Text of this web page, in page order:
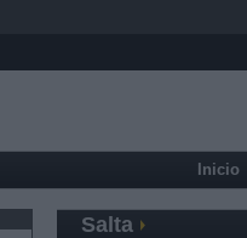
Inicio
Salta